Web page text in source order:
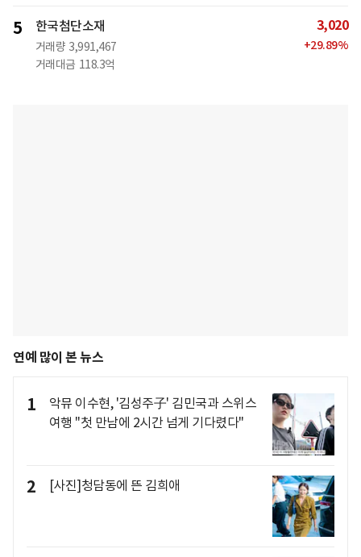
5 한국첨단소재
거래량 3,991,467
거래대금 118.3억
3,020
+29.89%
연예 많이 본 뉴스
1
악뮤 이수현, '김성주子' 김민국과 스위스
여행 "첫 만남에 2시간 넘게 기다렸다"
2 [사진]청담동에 뜬 김희애